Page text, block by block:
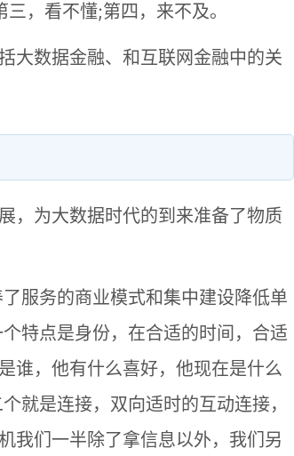
，看不懂;第四，来不及。
大数据金融、和互联网金融中的关
，为大数据时代的到来准备了物质
服务的商业模式和集中建设降低单
特点是身份，在合适的时间，合适
谁，他有什么喜好，他现在是什么
就是连接，双向适时的互动连接，
我们一半除了拿信息以外，我们另